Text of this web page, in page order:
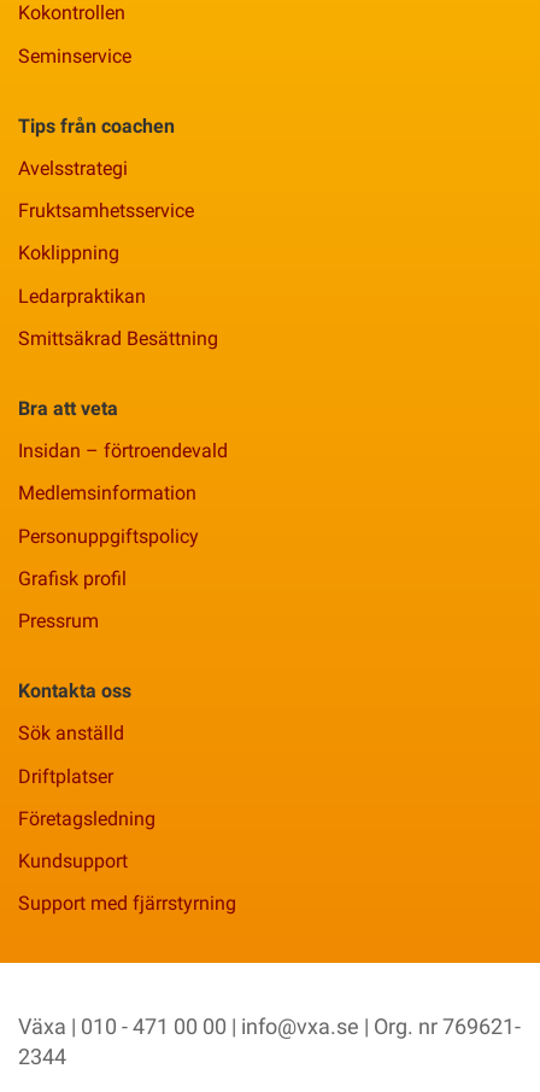
Kokontrollen
Seminservice
Tips från coachen
Avelsstrategi
Fruktsamhetsservice
Koklippning
Ledarpraktikan
Smittsäkrad Besättning
Bra att veta
Insidan – förtroendevald
Medlemsinformation
Personuppgiftspolicy
Grafisk profil
Pressrum
Kontakta oss
Sök anställd
Driftplatser
Företagsledning
Kundsupport
Support med fjärrstyrning
Växa | 010 - 471 00 00 | info@vxa.se | Org. nr 769621-
2344